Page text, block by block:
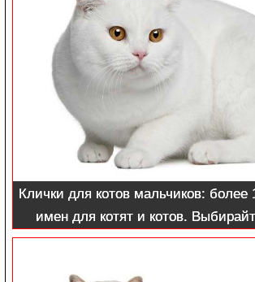
Клички для котов мальчиков: более
имен для котят и котов.
списка по алфавиту